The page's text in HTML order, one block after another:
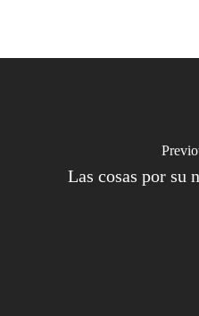
Las cosas por su